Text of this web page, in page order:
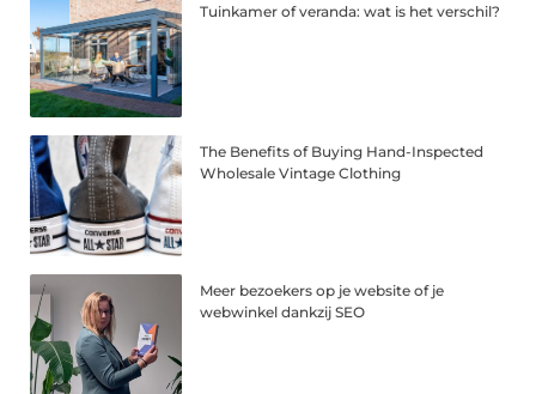
Tuinkamer of veranda: wat is het verschil?
The Benefits of Buying Hand-Inspected
Wholesale Vintage Clothing
Meer bezoekers op je website of je
webwinkel dankzij SEO